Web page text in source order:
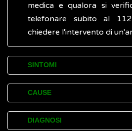
medica e qualora si
telefonare subito al
chiedere l'intervento di
SINTOMI
Inizialmente, la malattia
essere difficile da
sintomi iniziali sono simili
CAUSE
La malattia di Addison si
DIAGNOSI